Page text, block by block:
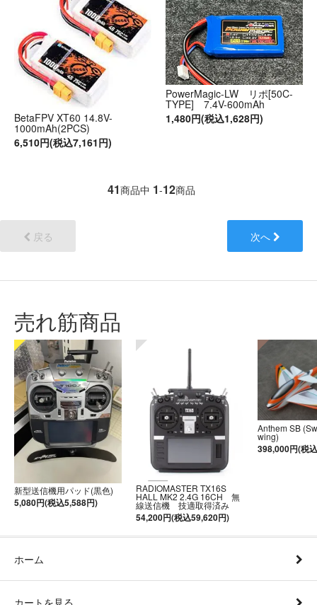
BetaFPV XT60 14.8V-
1000mAh(2PCS)
6,510円(税込7,161円)
PowerMagic-LW リポ[50C-
TYPE] 7.4V-600mAh
1,480円(税込1,628円)
41商品中 1-12商品
戻る 次へ
売れ筋商品
新型送信機用パッド(黒色)
5,080円(税込5,588円)
RADIOMASTER TX16S
HALL MK2 2.4G 16CH 無
線送信機 技適取得済み
54,200円(税込59,620円)
Anthem SB
wing)
398,000円(税
ホーム